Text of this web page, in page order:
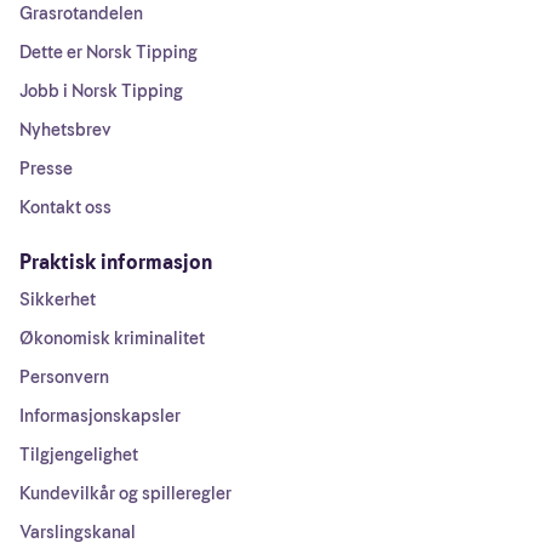
Grasrotandelen
Dette er Norsk Tipping
Jobb i Norsk Tipping
Nyhetsbrev
Presse
Kontakt oss
Praktisk informasjon
Sikkerhet
Økonomisk kriminalitet
Personvern
Informasjonskapsler
Tilgjengelighet
Kundevilkår og spilleregler
Varslingskanal